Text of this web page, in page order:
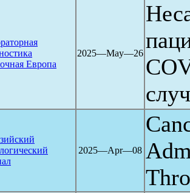
Европа
2025―May―26
2025―Apr―08